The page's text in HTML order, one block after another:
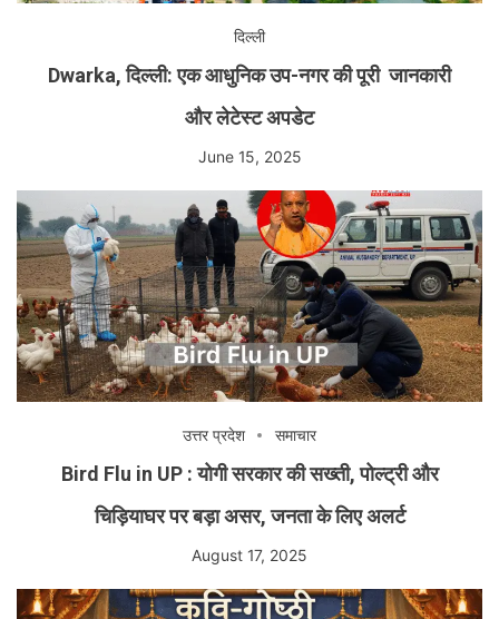
दिल्ली
Dwarka, दिल्ली: एक आधुनिक उप-नगर की पूरी जानकारी
और लेटेस्ट अपडेट
June 15, 2025
उत्तर प्रदेश समाचार
Bird Flu in UP : योगी सरकार की सख्ती, पोल्ट्री और
चिड़ियाघर पर बड़ा असर, जनता के लिए अलर्ट
August 17, 2025